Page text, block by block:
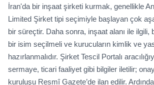
İran'da bir inşaat şirketi kurmak, genellikle
Limited Şirket tipi seçimiyle başlayan çok
bir süreçtir. Daha sonra, inşaat alanı ile
bir isim seçilmeli ve kurucuların kimlik ve
hazırlanmalıdır. Şirket Tescil Portalı
sermaye, ticari faaliyet gibi bilgiler iletilir;
kuruluşu Resmî Gazete’de ilan edilir.